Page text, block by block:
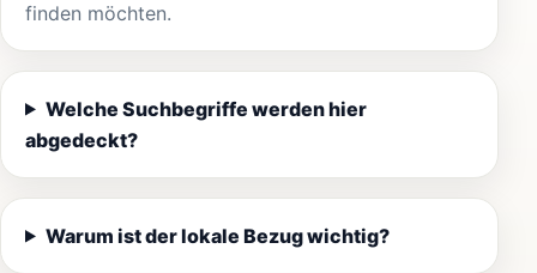
finden möchten.
Welche Suchbegriffe werden hier
abgedeckt?
Warum ist der lokale Bezug wichtig?